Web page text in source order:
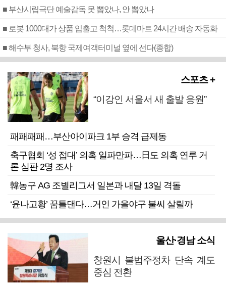
■ 부산시립극단 예술감독 못 뽑았나, 안 뽑았나
■ 로봇 1000대가 상품 입출고 척척…롯데마트 24시간 배송 자동화
■ 해수부 청사, 북항 국제여객터미널 옆에 선다(종합)
스포츠 +
“이강인 서울서 새 출발 응원”
패패패패…부산아이파크 1부 승격 급제동
축구협회 ‘성 접대’ 의혹 일파만파…日도 의혹 연루 거
론 심판 2명 조사
韓농구 AG 조별리그서 일본과 내달 13일 격돌
‘윤나고황’ 꿈틀댄다…거인 가을야구 불씨 살릴까
울산·경남 소식
창원시 불법주정차 단속 계도
중심 전환